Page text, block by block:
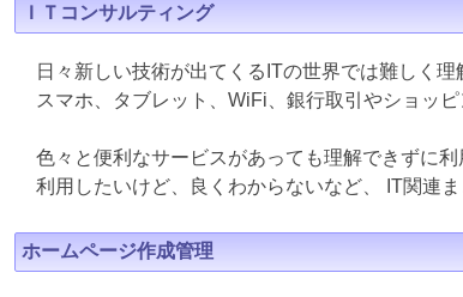
ＩＴコンサルティング
日々新しい技術が出てくるITの世界では難しく理
スマホ、タブレット、WiFi、銀行取引やショッ
色々と便利なサービスがあっても理解できずに
利用したいけど、良くわからないなど、 IT関連
ホームページ作成管理